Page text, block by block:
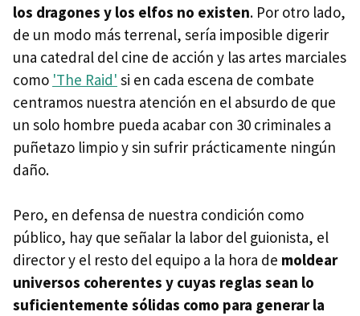
los dragones y los elfos no existen. Por otro lado,
de un modo más terrenal, sería imposible digerir
una catedral del cine de acción y las artes marciales
como 'The Raid' si en cada escena de combate
centramos nuestra atención en el absurdo de que
un solo hombre pueda acabar con 30 criminales a
puñetazo limpio y sin sufrir prácticamente ningún
daño.
Pero, en defensa de nuestra condición como
público, hay que señalar la labor del guionista, el
director y el resto del equipo a la hora de moldear
universos coherentes y cuyas reglas sean lo
suficientemente sólidas como para generar la